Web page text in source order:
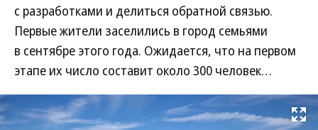
с разработками и делиться обратной связью.
Первые жители заселились в город семьями
в сентябре этого года. Ожидается, что на первом
этапе их число составит около 300 человек…
Развернуть